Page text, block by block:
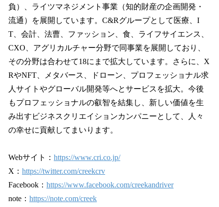
負）、ライツマネジメント事業（知的財産の企画開発・
流通）を展開しています。C&Rグループとして医療、I
T、会計、法曹、ファッション、食、ライフサイエンス、
CXO、アグリカルチャー分野で同事業を展開しており、
その分野は合わせて18にまで拡大しています。さらに、X
RやNFT、メタバース、ドローン、プロフェッショナル求
人サイトやグローバル開発等へとサービスを拡大。今後
もプロフェッショナルの叡智を結集し、新しい価値を生
み出すビジネスクリエイションカンパニーとして、人々
の幸せに貢献してまいります。
Webサイト： https://www.cri.co.jp/
X： https://twitter.com/creekcrv
Facebook： https://www.facebook.com/creekandriver
note： https://note.com/creek